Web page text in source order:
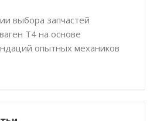
выбора запчастей
Т4 на основе
опытных механиков